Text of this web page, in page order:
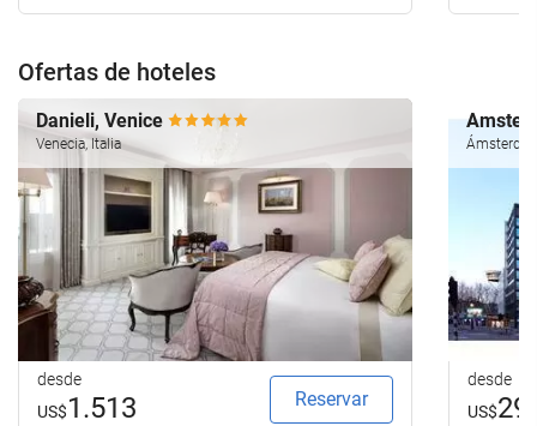
Ofertas de hoteles
Danieli, Venice
Venecia, Italia
desde
US$1.513 Reservar
desde
US$